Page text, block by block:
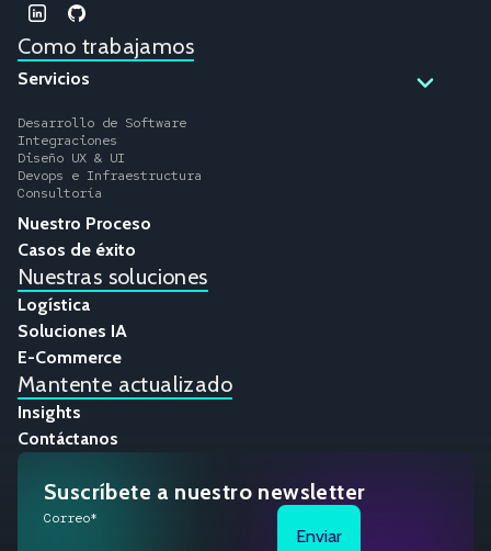
Como trabajamos
Servicios
Desarrollo de Software
Integraciones
Diseño UX & UI
Devops e Infraestructura
Consultoría
Nuestro Proceso
Casos de éxito
Nuestras soluciones
Logística
Soluciones IA
E-Commerce
Mantente actualizado
Insights
Contáctanos
Suscríbete a nuestro newsletter
Correo*